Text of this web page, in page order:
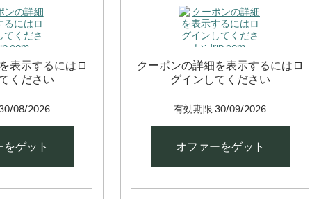
表示するにはロ
ください
08/2026
ゲット
クーポンの詳細を表示するにはロ
グインしてください
有効期限30/09/2026
オファーをゲット